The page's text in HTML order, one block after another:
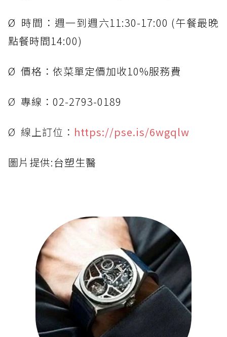
Ø 時間：週一到週六11:30-17:00 (午餐最晚
點餐時間14:00)
Ø 價格：依菜單定價加收10%服務費
Ø 專線：02-2793-0189
Ø 線上訂位： https://pse.is/6wgqlw
圖片提供:台塑生醫